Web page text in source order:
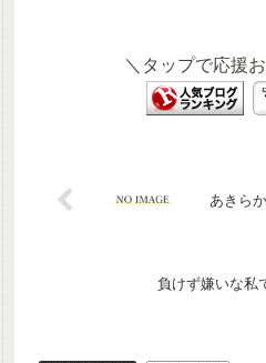
＼タップで応援
あきら
負けず嫌いな私